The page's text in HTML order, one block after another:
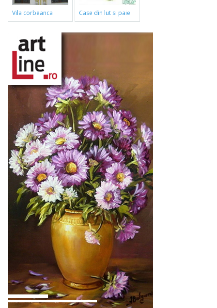
vila corbeanca case din lut si paie